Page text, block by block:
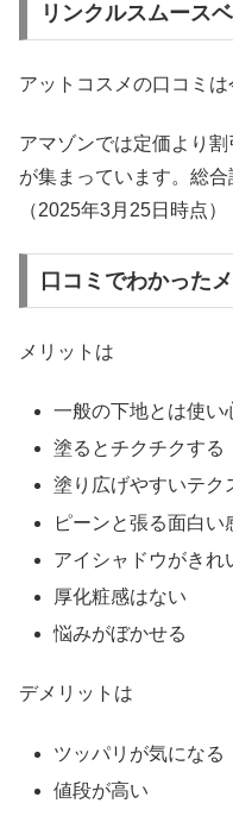
リンクルスムース
アットコスメの口コミは
アマゾンでは定価より
が集まっています。総合
（2025年3月25日時点）
口コミでわかった
メリットは
一般の下地とは使い
塗るとチクチクする
塗り広げやすいテク
ピーンと張る面白い
アイシャドウがきれ
厚化粧感はない
悩みがぼかせる
デメリットは
ツッパリが気になる
値段が高い